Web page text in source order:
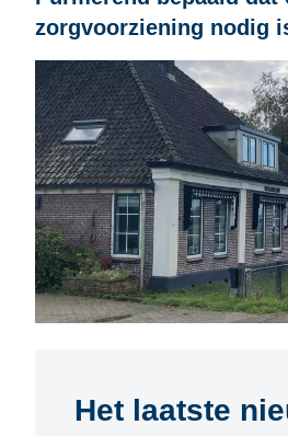
zorgvoorziening nodig
Het laatste